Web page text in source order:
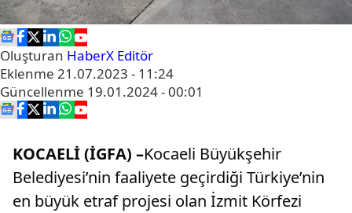
Oluşturan HaberX Editör
Eklenme 21.07.2023 - 11:24
Güncellenme 19.01.2024 - 00:01
KOCAELİ (İGFA) –Kocaeli Büyükşehir
Belediyesi’nin faaliyete geçirdiği Türkiye’nin
en büyük etraf projesi olan İzmit Körfezi